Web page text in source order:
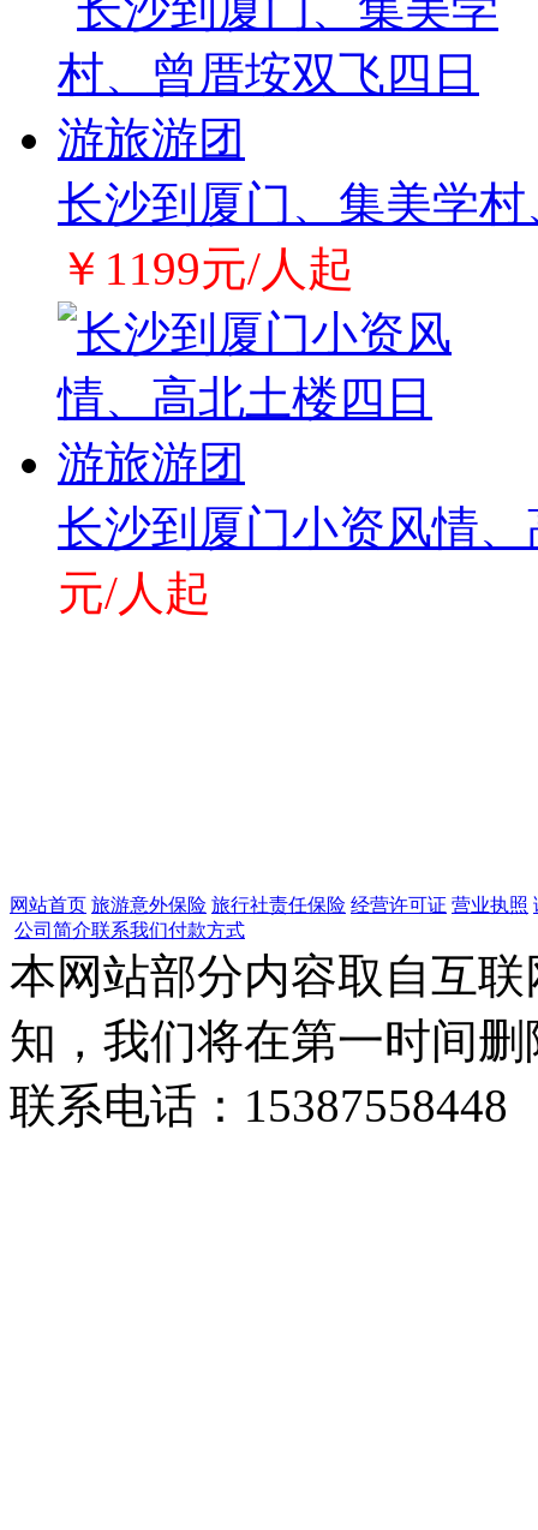
长沙到厦门、集美学
￥1199元/人起
长沙到厦门小资风情
元/人起
网站首页 旅游意外保险 旅行社责任保险 经营许可证 营业执照
公司简介联系我们付款方式
本网站部分内容取自互
知，我们将在第一时间
联系电话：15387558448